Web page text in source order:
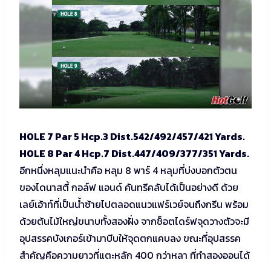
HOLE 7 Par 5 Hcp.3 Dist.542/492/457/421 Yards.
HOLE 8 Par 4 Hcp.7 Dist.447/409/377/351 Yards.
อีกหนึ่งหลุมแนะนำคือ หลุม 8 พาร์ 4 หลุมที่บ่งบอกตัวตน
ของไดนาสตี้ กอล์ฟ แอนด์ คันทรีคลับได้เป็นอย่างดี ด้วย
เลย์เอ้าท์ที่เป็นน้ำซ้ายไปตลอดแนวแฟร์เวย์จนถึงกรีน พร้อม
ด้วยต้นไม้ใหญ่ขนาบทั้งสองฝั่ง จากช็อตไดร์ฟจุดวางตัวจะมี
อุปสรรคบังเกอร์เข้ามาบีบให้จุดตกแคบลง ขณะที่อุปสรรค
สำคัญคือความยาวที่แตะหลัก 400 กว่าหลา ที่ทำสองออนได้